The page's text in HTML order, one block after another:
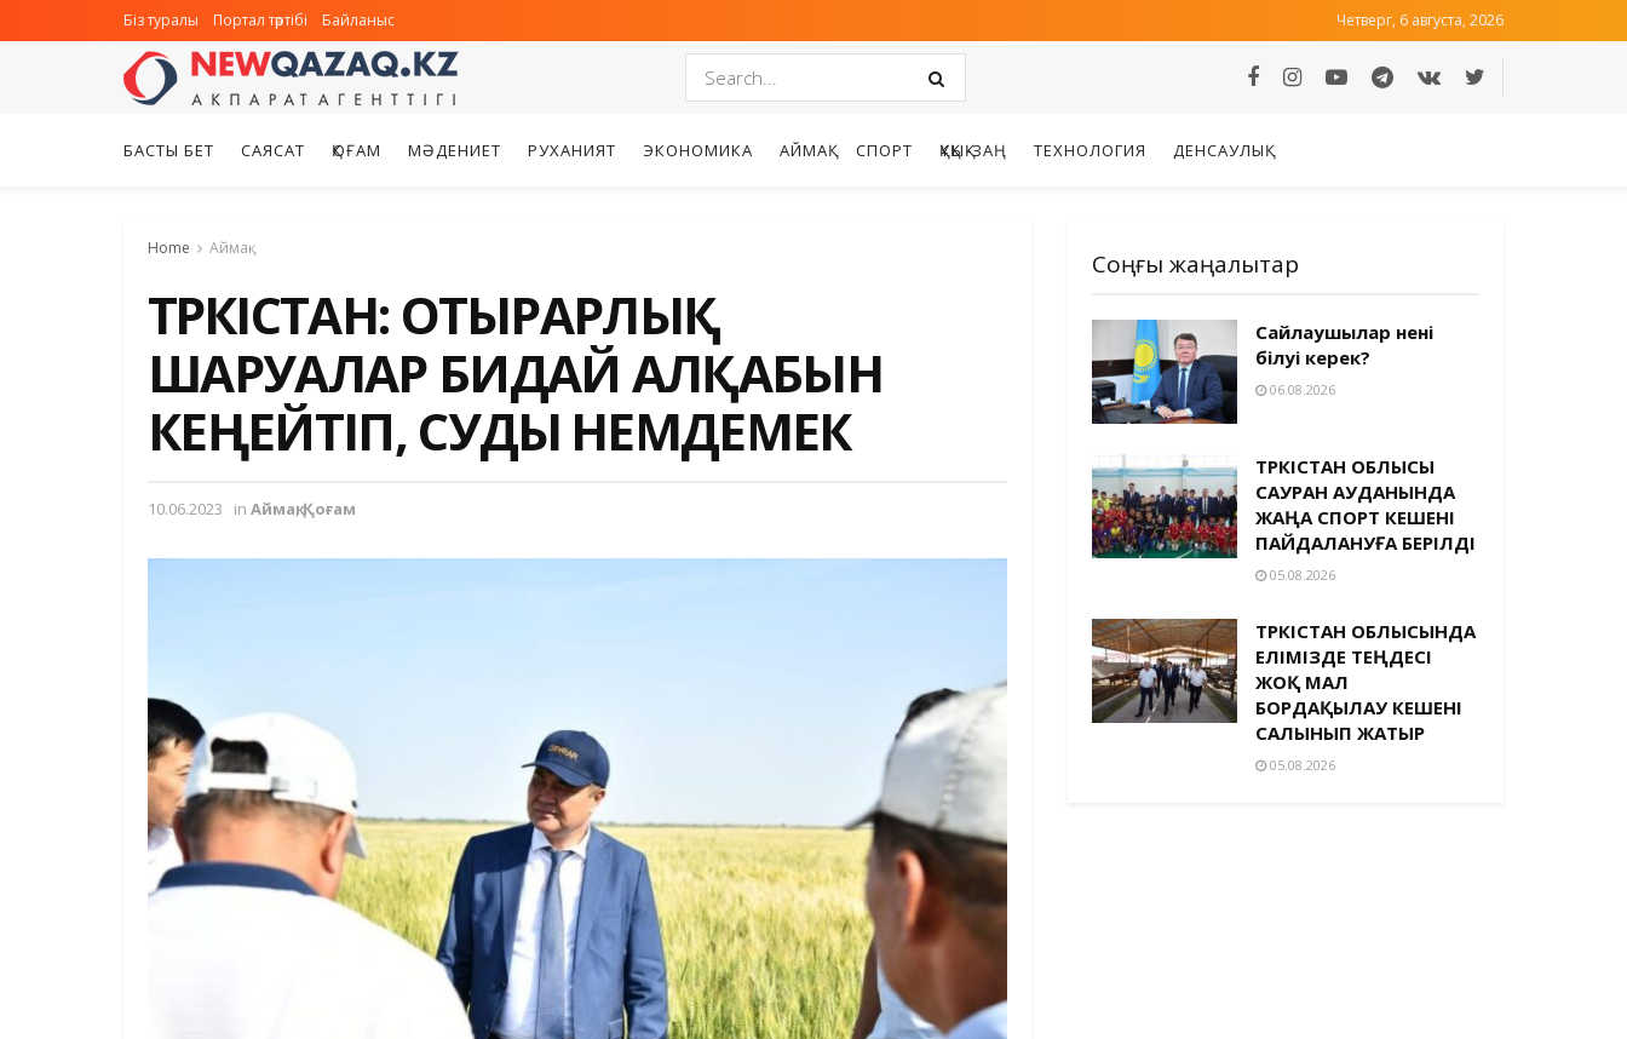
Біз туралы Портал тәртібі Байланыс Четверг, 6 августа, 2026
БАСТЫ БЕТ САЯСАТ ҚОҒАМ МӘДЕНИЕТ РУХАНИЯТ ЭКОНОМИКА АЙМАҚ СПОРТ ҚҰҚЫҚ-ЗАҢ ТЕХНОЛОГИЯ ДЕНСАУЛЫҚ
Home Аймақ
ТҮРКІСТАН: ОТЫРАРЛЫҚ
ШАРУАЛАР БИДАЙ АЛҚАБЫН
КЕҢЕЙТІП, СУДЫ ҮНЕМДЕМЕК
10.06.2023 in Аймақ,Қоғам
Соңғы жаңалықтар
Сайлаушылар нені
білуі керек?
06.08.2026
ТҮРКІСТАН ОБЛЫСЫ
САУРАН АУДАНЫНДА
ЖАҢА СПОРТ КЕШЕНІ
ПАЙДАЛАНУҒА БЕРІЛДІ
05.08.2026
ТҮРКІСТАН ОБЛЫСЫНДА
ЕЛІМІЗДЕ ТЕҢДЕСІ
ЖОҚ МАЛ
БОРДАҚЫЛАУ КЕШЕНІ
САЛЫНЫП ЖАТЫР
05.08.2026